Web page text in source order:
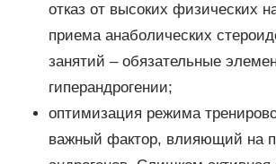
отказ от высоких физических
приема анаболических
занятий – обязательные
гиперандрогении;
оптимизация режима
важный фактор, влияющий на